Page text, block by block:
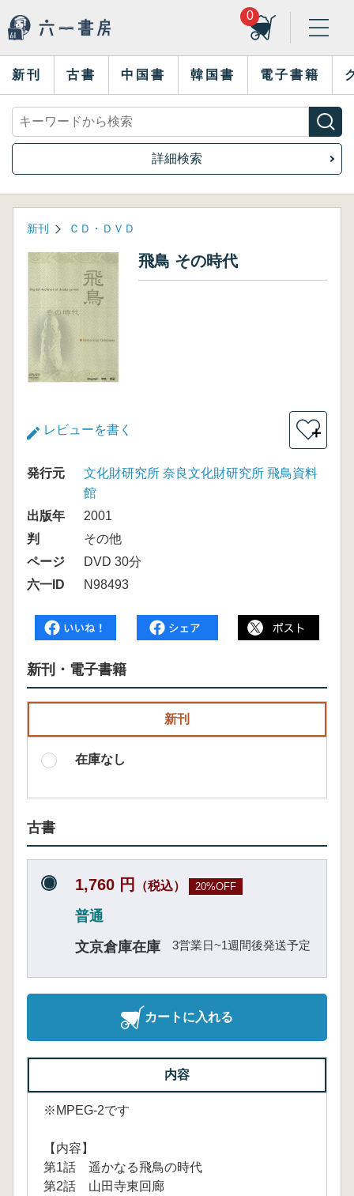
0
新刊 古書 中国書 韓国書 電子書籍
詳細検索
新刊 ＣＤ・ＤＶＤ
飛鳥 その時代
レビューを書く ＋
発行元
文化財研究所 奈良文化財研究所 飛鳥資料
館
出版年
2001
判
その他
ページ
DVD 30分
六一ID
N98493
新刊・電子書籍
新刊
在庫なし
古書
1,760 円 （税込） 20%OFF
普通
文京倉庫在庫
3営業日~1週間後発送予定
カートに入れる
内容
※MPEG-2です
【内容】
第1話 遥かなる飛鳥の時代
第2話 山田寺東回廊